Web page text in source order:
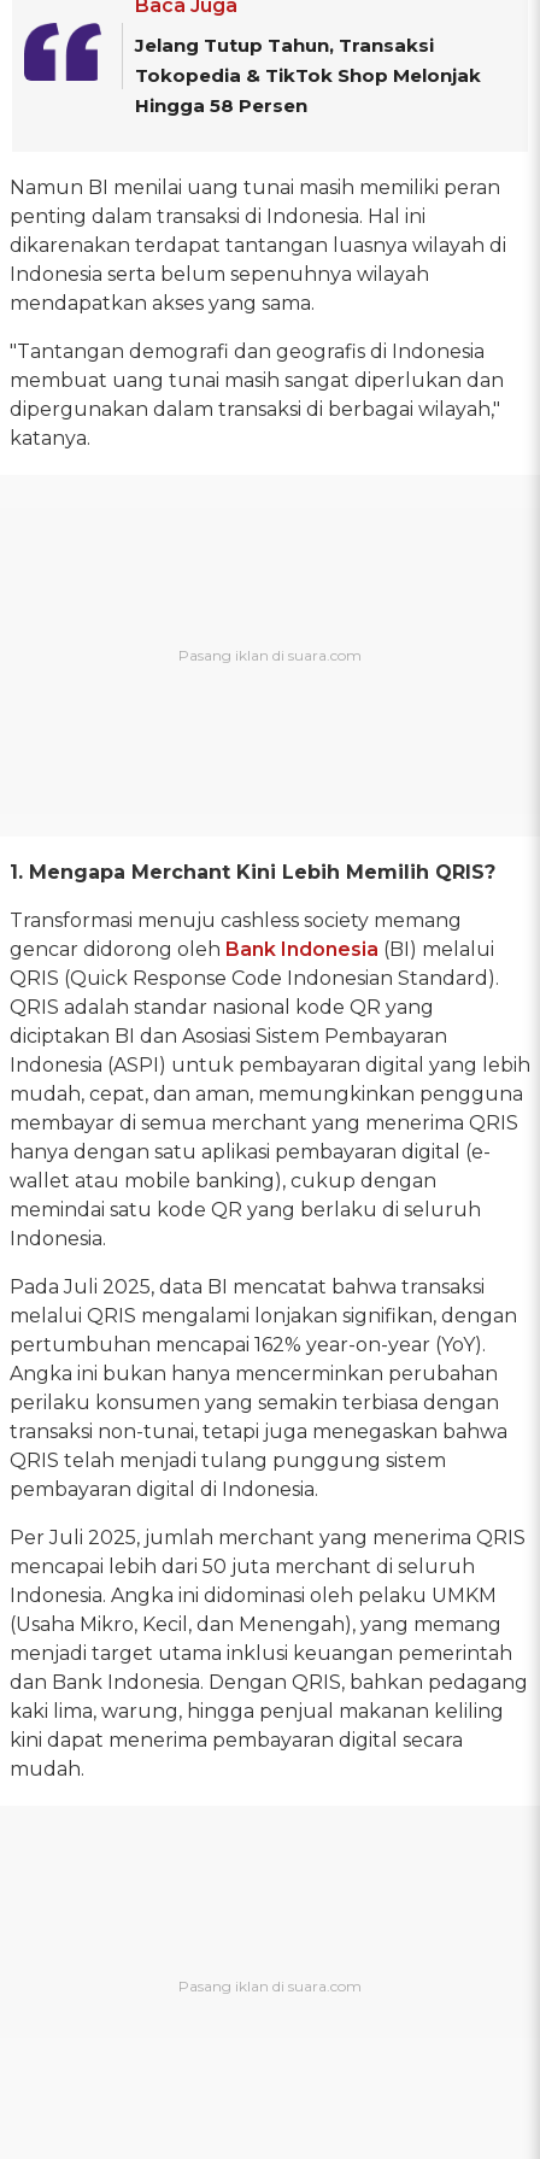
Baca Juga
Jelang Tutup Tahun, Transaksi
Tokopedia & TikTok Shop Melonjak
Hingga 58 Persen
Namun BI menilai uang tunai masih memiliki peran
penting dalam transaksi di Indonesia. Hal ini
dikarenakan terdapat tantangan luasnya wilayah di
Indonesia serta belum sepenuhnya wilayah
mendapatkan akses yang sama.
"Tantangan demografi dan geografis di Indonesia
membuat uang tunai masih sangat diperlukan dan
dipergunakan dalam transaksi di berbagai wilayah,"
katanya.
1. Mengapa Merchant Kini Lebih Memilih QRIS?
Transformasi menuju cashless society memang
gencar didorong oleh Bank Indonesia (BI) melalui
QRIS (Quick Response Code Indonesian Standard).
QRIS adalah standar nasional kode QR yang
diciptakan BI dan Asosiasi Sistem Pembayaran
Indonesia (ASPI) untuk pembayaran digital yang lebih
mudah, cepat, dan aman, memungkinkan pengguna
membayar di semua merchant yang menerima QRIS
hanya dengan satu aplikasi pembayaran digital (e-
wallet atau mobile banking), cukup dengan
memindai satu kode QR yang berlaku di seluruh
Indonesia.
Pada Juli 2025, data BI mencatat bahwa transaksi
melalui QRIS mengalami lonjakan signifikan, dengan
pertumbuhan mencapai 162% year-on-year (YoY).
Angka ini bukan hanya mencerminkan perubahan
perilaku konsumen yang semakin terbiasa dengan
transaksi non-tunai, tetapi juga menegaskan bahwa
QRIS telah menjadi tulang punggung sistem
pembayaran digital di Indonesia.
Per Juli 2025, jumlah merchant yang menerima QRIS
mencapai lebih dari 50 juta merchant di seluruh
Indonesia. Angka ini didominasi oleh pelaku UMKM
(Usaha Mikro, Kecil, dan Menengah), yang memang
menjadi target utama inklusi keuangan pemerintah
dan Bank Indonesia. Dengan QRIS, bahkan pedagang
kaki lima, warung, hingga penjual makanan keliling
kini dapat menerima pembayaran digital secara
mudah.